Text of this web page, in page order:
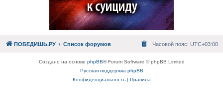
ПОБЕДИШЬ.РУ Список форумов Часовой пояс: UTC+03:00
Создано на основе phpBB® Forum Software © phpBB Limited
Русская поддержка phpBB
Конфиденциальность| Правила